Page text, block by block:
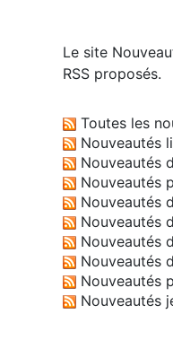
Le site
RSS proposés.
Toutes les
Nouveautés
Nouveautés
Nouveautés
Nouveautés
Nouveautés
Nouveautés
Nouveautés
Nouveautés
Nouveautés